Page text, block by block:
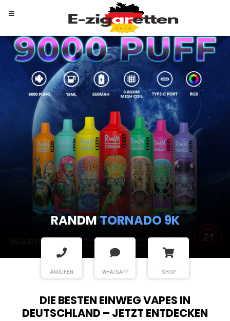
RANDMTORNADO 9K
ANRUFEN WHATSAPP SHOP
DIE BESTEN EINWEG VAPES IN
DEUTSCHLAND – JETZT ENTDECKEN